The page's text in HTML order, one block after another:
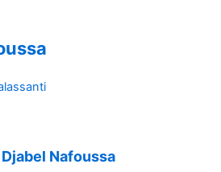
Djabel Nafoussa